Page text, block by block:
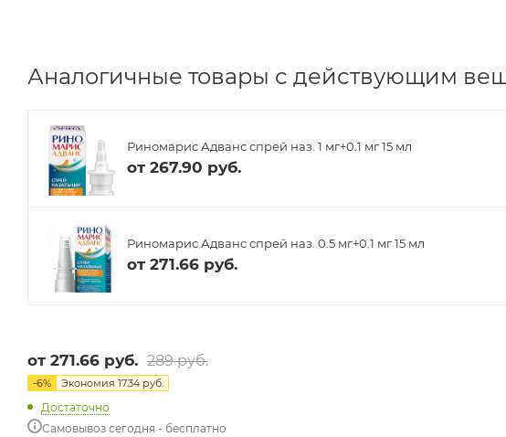
Аналогичные товары с действующим
Риномарис Адванс спрей наз. 1 мг+0.1 мг 15 мл
от 267.90 руб.
Риномарис Адванс спрей наз. 0.5 мг+0.1 мг 15 мл
от 271.66 руб.
от 271.66 руб. 289 руб.
-6% Экономия 17.34 руб.
Достаточно
Самовывоз сегодня - бесплатно